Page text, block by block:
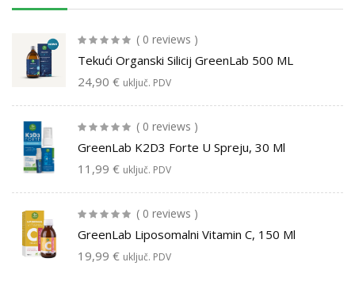
( 0 reviews )
Tekući Organski Silicij GreenLab 500 ML
24,90 € uključ. PDV
( 0 reviews )
GreenLab K2D3 Forte U Spreju, 30 Ml
11,99 € uključ. PDV
( 0 reviews )
GreenLab Liposomalni Vitamin C, 150 Ml
19,99 € uključ. PDV